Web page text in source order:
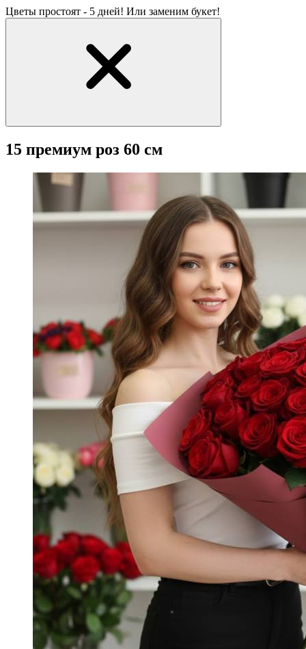
Цветы простоят - 5 дней! Или заменим букет!
15 премиум роз 60 см